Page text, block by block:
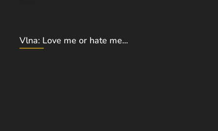
Vlna: Love me or hate me...